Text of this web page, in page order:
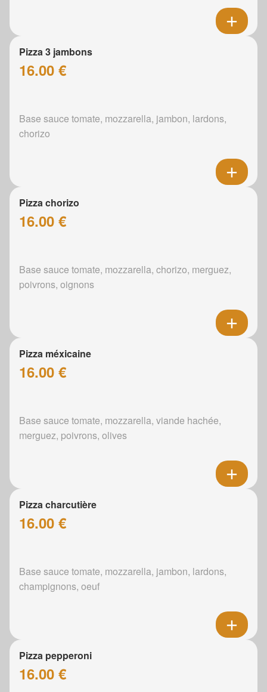
Pizza 3 jambons
16.00 €
Base sauce tomate, mozzarella, jambon, lardons,
chorizo
Pizza chorizo
16.00 €
Base sauce tomate, mozzarella, chorizo, merguez,
poivrons, oignons
Pizza méxicaine
16.00 €
Base sauce tomate, mozzarella, viande hachée,
merguez, poivrons, olives
Pizza charcutière
16.00 €
Base sauce tomate, mozzarella, jambon, lardons,
champignons, oeuf
Pizza pepperoni
16.00 €